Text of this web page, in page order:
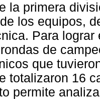
la primera
los equipos,
Para
de
que
totalizaron 16
permite